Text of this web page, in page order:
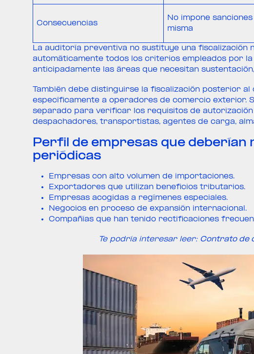
Consecuencias
No impone
misma
La auditoría preventiva no sustituye una fiscalización
automáticamente todos los criterios empleados por
anticipadamente las áreas que necesitan
También debe distinguirse la fiscalización posterior
específicamente a operadores de comercio exterior.
separado para verificar los requisitos de
despachadores, transportistas, agentes de carga,
Perfil de empresas que deberían
periódicas
Empresas con alto volumen de importaciones.
Exportadores que utilizan beneficios tributarios.
Empresas acogidas a regímenes especiales.
Negocios en proceso de expansión internacional.
Compañías que han tenido rectificaciones
Te podría interesar leer: Contrato de